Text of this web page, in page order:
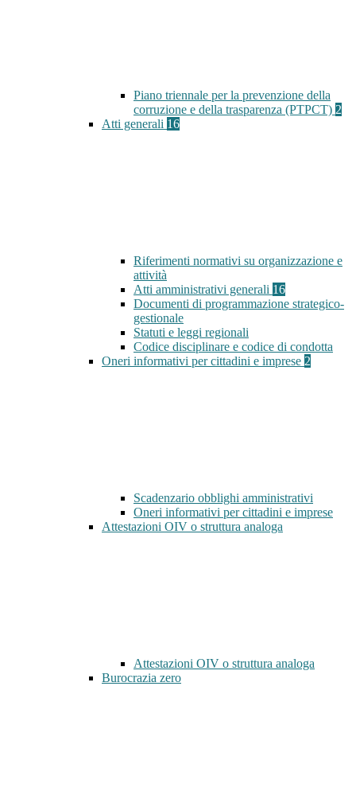
Piano triennale per la prevenzione della
corruzione e della trasparenza (PTPCT) 2
Atti generali 16
Riferimenti normativi su organizzazione e
attività
Atti amministrativi generali 16
Documenti di programmazione strategico-
gestionale
Statuti e leggi regionali
Codice disciplinare e codice di condotta
Oneri informativi per cittadini e imprese 2
Scadenzario obblighi amministrativi
Oneri informativi per cittadini e imprese
Attestazioni OIV o struttura analoga
Attestazioni OIV o struttura analoga
Burocrazia zero